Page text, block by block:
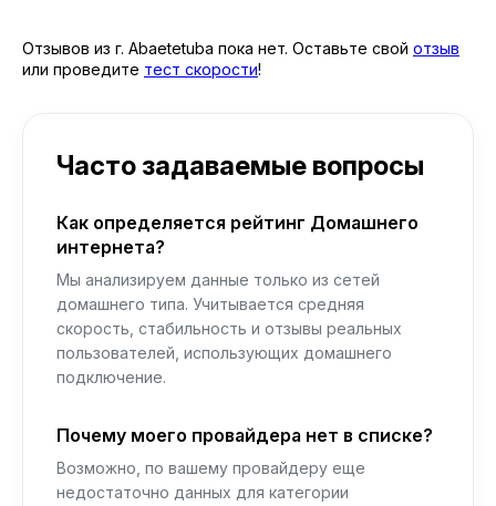
Отзывов из г. Abaetetuba пока нет. Оставьте свой отзыв
или проведите тест скорости!
Часто задаваемые вопросы
Как определяется рейтинг Домашнего
интернета?
Мы анализируем данные только из сетей
домашнего типа. Учитывается средняя
скорость, стабильность и отзывы реальных
пользователей, использующих домашнего
подключение.
Почему моего провайдера нет в списке?
Возможно, по вашему провайдеру еще
недостаточно данных для категории